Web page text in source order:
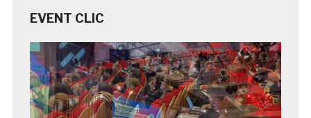
EVENT CLIC